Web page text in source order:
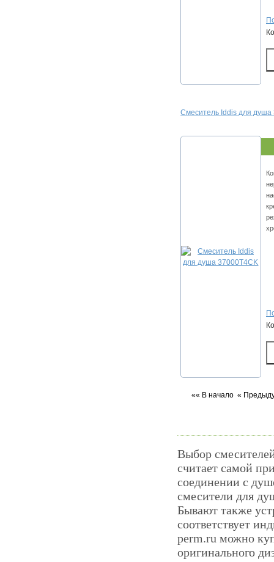
Смеситель Iddis для
«« В начало «
Выбор
считает самой
соединении с
смесители для
Бывают также
соответствует
perm.ru можно
оригинального